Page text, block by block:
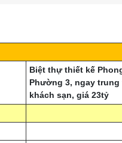
Biệt thự thiết kế
Phường 3, ngay
khách sạn, giá 23tỷ